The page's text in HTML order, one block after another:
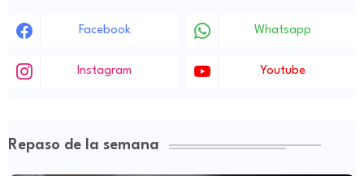
Facebook Whatsapp
Instagram Youtube
Repaso de la semana